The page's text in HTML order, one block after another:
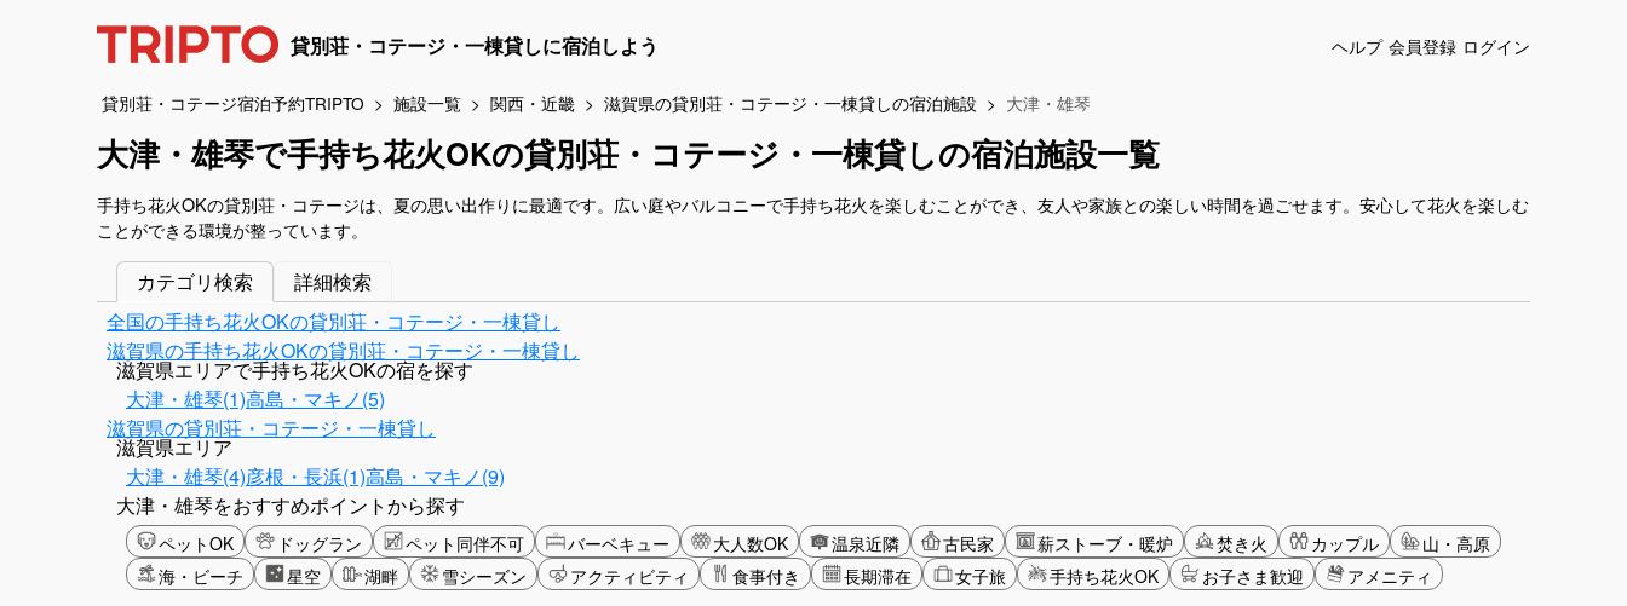
貸別荘・コテージ・一棟貸しに宿泊しよう ヘルプ 会員登録 ログイン
貸別荘・コテージ宿泊予約TRIPTO 施設一覧 関西・近畿 滋賀県の貸別荘・コテージ・一棟貸しの宿泊施設 大津・雄琴
大津・雄琴で手持ち花火OKの貸別荘・コテージ・一棟貸しの宿泊施設一覧
手持ち花火OKの貸別荘・コテージは、夏の思い出作りに最適です。広い庭やバルコニーで手持ち花火を楽しむことができ、友人や家族との楽しい時間を過ごせます。安心して花火を楽しむ
ことができる環境が整っています。
カテゴリ検索
詳細検索
全国の手持ち花火OKの貸別荘・コテージ・一棟貸し
滋賀県の手持ち花火OKの貸別荘・コテージ・一棟貸し
滋賀県エリアで手持ち花火OKの宿を探す
大津・雄琴(1)高島・マキノ(5)
滋賀県の貸別荘・コテージ・一棟貸し
滋賀県エリア
大津・雄琴(4)彦根・長浜(1)高島・マキノ(9)
大津・雄琴をおすすめポイントから探す
ペットOK ドッグラン ペット同伴不可 バーベキュー 大人数OK 温泉近隣 古民家 薪ストーブ・暖炉 焚き火 カップル
山・高原
海・ビーチ
星空 湖畔 雪シーズン アクティビティ 食事付き 長期滞在 女子旅 手持ち花火OK お子さま歓迎 アメニティ